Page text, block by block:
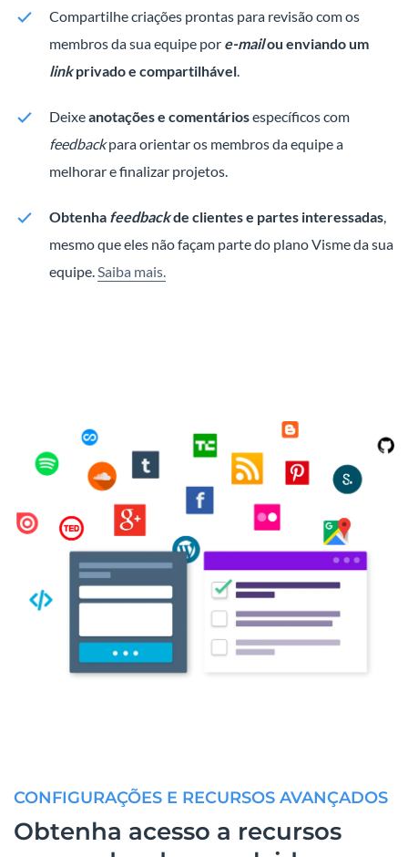
Compartilhe criações prontas para revisão com os
membros da sua equipe por e-mailou enviando um
linkprivadoe compartilhável.
Deixeanotações e comentáriosespecíficos com
feedbackpara orientar os membros da equipe a
melhorar e finalizar projetos.
Obtenha feedbackde clientes e partes interessadas,
mesmo que eles não façam parte do plano Visme da sua
equipe.Saiba mais.
CONFIGURAÇÕES E RECURSOS AVANÇADOS
Obtenha acesso a recursos